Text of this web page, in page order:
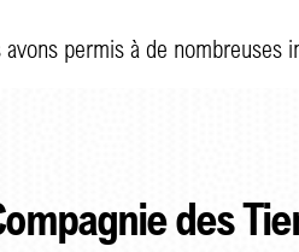
avons permis à de
des